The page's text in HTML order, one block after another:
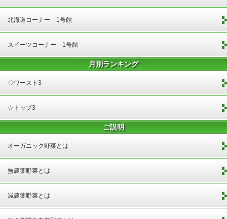
北海道コーナー 1号館
スイーツコーナー 1号館
月別ランキング
◇ワースト3
☆トップ3
ご説明
オーガニック野菜とは
無農薬野菜とは
減農薬野菜とは